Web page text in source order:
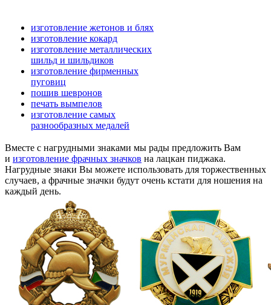
изготовление жетонов и блях
изготовление кокард
изготовление металлических
шильд и шильдиков
изготовление фирменных
пуговиц
пошив шевронов
печать вымпелов
изготовление самых
разнообразных медалей
Вместе с нагрудными знаками мы рады предложить Вам
и изготовление фрачных значков на лацкан пиджака.
Нагрудные знаки Вы можете использовать для торжественных
случаев, а фрачные значки будут очень кстати для ношения на
каждый день.